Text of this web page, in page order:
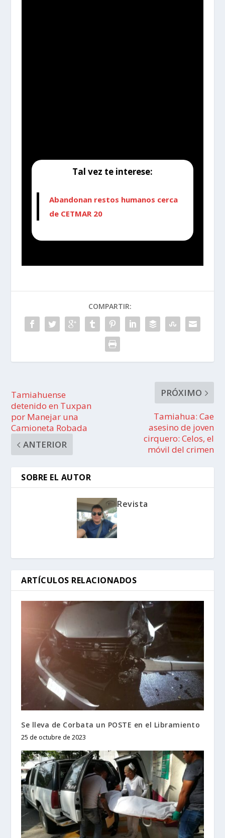
Tal vez te interese:
Abandonan restos humanos cerca
de CETMAR 20
COMPARTIR:
Tamiahuense
detenido en Tuxpan
por Manejar una
Camioneta Robada
ANTERIOR
PRÓXIMO
Tamiahua: Cae
asesino de joven
cirquero: Celos, el
móvil del crimen
SOBRE EL AUTOR
Revista
ARTÍCULOS RELACIONADOS
Se lleva de Corbata un POSTE en el Libramiento
25 de octubre de 2023